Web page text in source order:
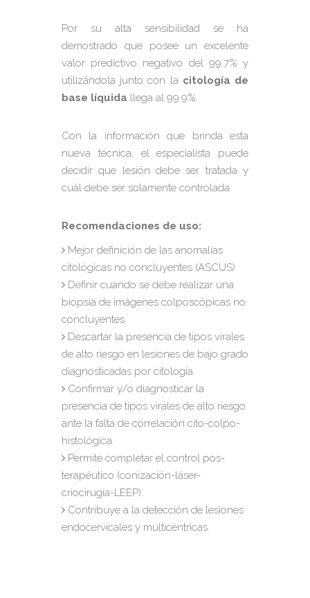
Por su alta sensibilidad se ha
demostrado que posee un excelente
valor predictivo negativo del 99.7% y
utilizándola junto con la citología de
base líquida llega al 99.9%.
Con la información que brinda esta
nueva técnica, el especialista puede
decidir que lesión debe ser tratada y
cuál debe ser solamente controlada.
Recomendaciones de uso:
Mejor definición de las anomalías
citológicas no concluyentes (ASCUS)
Definir cuando se debe realizar una
biopsia de imágenes colposcópicas no
concluyentes.
Descartar la presencia de tipos virales
de alto riesgo en lesiones de bajo grado
diagnosticadas por citología.
Confirmar y/o diagnosticar la
presencia de tipos virales de alto riesgo
ante la falta de correlación cito-colpo-
histológica.
Permite completar el control pos-
terapéutico (conización-láser-
criocirugía-LEEP).
Contribuye a la detección de lesiones
endocervicales y multicéntricas.